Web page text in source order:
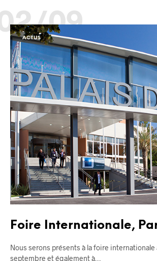
09
ACTUS
Foire Internationale,
Nous serons présents à la foire internationale
septembre et également à…